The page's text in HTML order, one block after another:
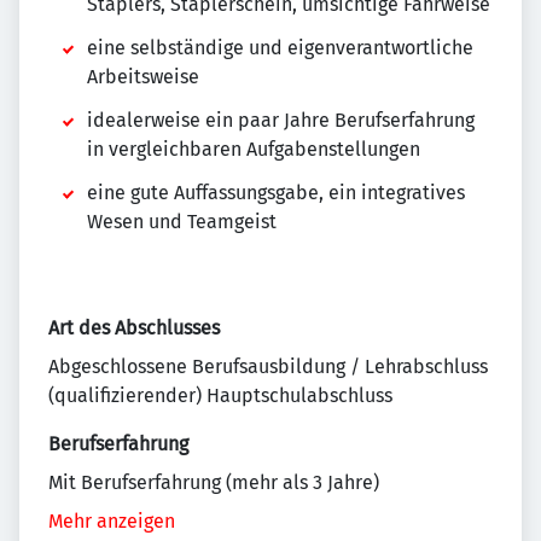
eine selbständige und eigenverantwortliche
Arbeitsweise
idealerweise ein paar Jahre Berufserfahrung
in vergleichbaren Aufgabenstellungen
eine gute Auffassungsgabe, ein integratives
Wesen und Teamgeist
Art des Abschlusses
Abgeschlossene Berufsausbildung / Lehrabschluss
(qualifizierender) Hauptschulabschluss
Berufserfahrung
Mit Berufserfahrung (mehr als 3 Jahre)
Mehr anzeigen